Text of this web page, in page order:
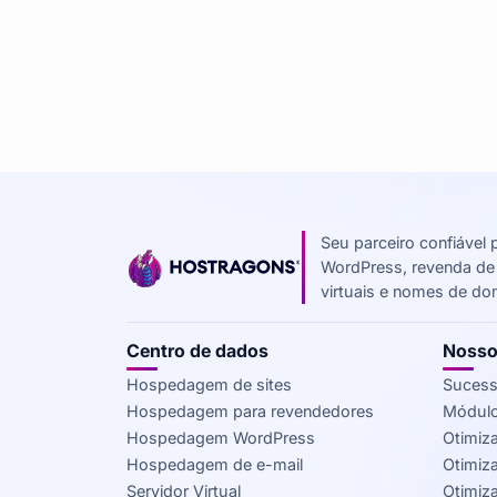
Seu parceiro confiável
WordPress, revenda
virtuais e nomes de
Centro de dados
Hospedagem de sites
Hospedagem para revendedores
Hospedagem WordPress
Hospedagem de e-mail
Servidor Virtual